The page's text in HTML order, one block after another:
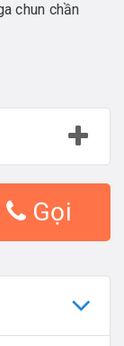
chun chần
Gọi